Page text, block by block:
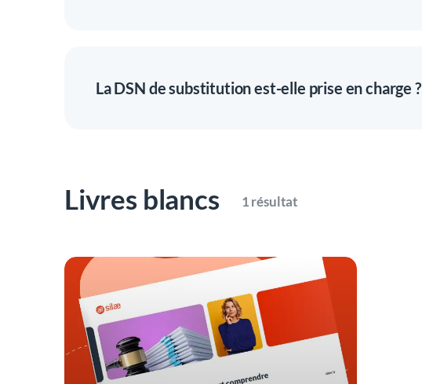
La DSN de substitution est-elle prise en charge ?
Livres blancs 1 résultat